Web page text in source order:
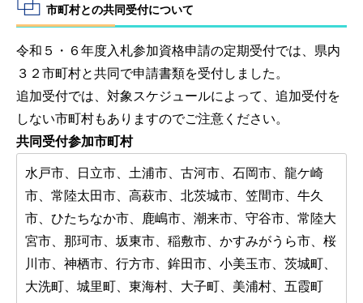
市町村との共同受付について
令和５・６年度入札参加資格申請の定期受付では、県内
３２市町村と共同で申請書類を受付しました。
追加受付では、対象スケジュールによって、追加受付を
しない市町村もありますのでご注意ください。
共同受付参加市町村
水戸市、日立市、土浦市、古河市、石岡市、龍ケ崎
市、常陸太田市、高萩市、北茨城市、笠間市、牛久
市、ひたちなか市、鹿嶋市、潮来市、守谷市、常陸大
宮市、那珂市、坂東市、稲敷市、かすみがうら市、桜
川市、神栖市、行方市、鉾田市、小美玉市、茨城町、
大洗町、城里町、東海村、大子町、美浦村、五霞町